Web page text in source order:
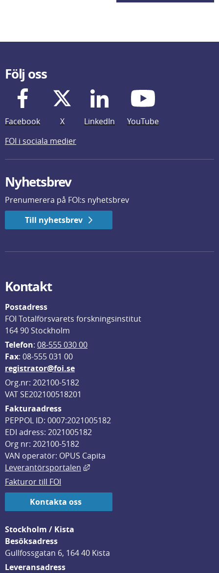
Följ oss
Facebook X LinkedIn
YouTube
FOI i sociala medier
Nyhetsbrev
Prenumerera på FOI:s nyhetsbrev
Till nyhetsbrev
Kontakt
Postadress
FOI Totalförsvarets forskningsinstitut
164 90 Stockholm
Telefon: 08-555 030 00
Fax: 08-555 031 00
registrator@foi.se
Org.nr: 202100-5182
VAT SE202100518201
Fakturaadress
PEPPOL ID: 0007:2021005182
EDI adress: 2021005182
Org nr: 202100-5182
VAN operatör: OPUS Capita
Leverantörsportalen
Länk till annan webbplats, öppnas
Fakturor till FOI
Kontakta oss
Stockholm / Kista
Besöksadress
Gullfossgatan 6, 164 40 Kista
Leveransadress